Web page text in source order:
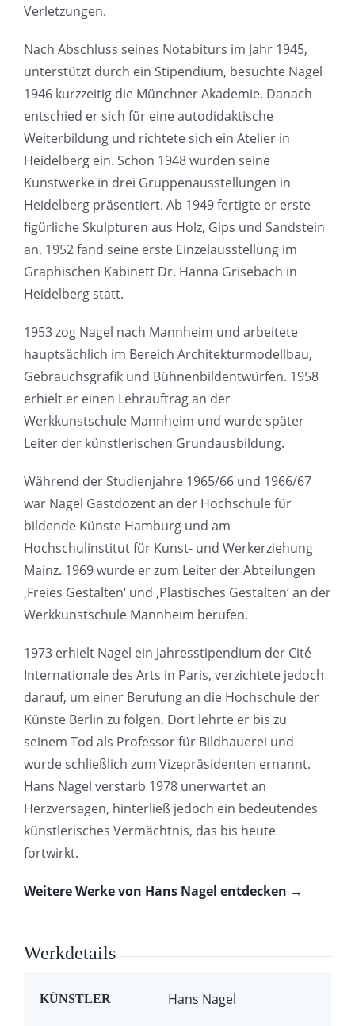
Verletzungen.
Nach Abschluss seines Notabiturs im Jahr 1945,
unterstützt durch ein Stipendium, besuchte Nagel
1946 kurzzeitig die Münchner Akademie. Danach
entschied er sich für eine autodidaktische
Weiterbildung und richtete sich ein Atelier in
Heidelberg ein. Schon 1948 wurden seine
Kunstwerke in drei Gruppenausstellungen in
Heidelberg präsentiert. Ab 1949 fertigte er erste
figürliche Skulpturen aus Holz, Gips und Sandstein
an. 1952 fand seine erste Einzelausstellung im
Graphischen Kabinett Dr. Hanna Grisebach in
Heidelberg statt.
1953 zog Nagel nach Mannheim und arbeitete
hauptsächlich im Bereich Architekturmodellbau,
Gebrauchsgrafik und Bühnenbildentwürfen. 1958
erhielt er einen Lehrauftrag an der
Werkkunstschule Mannheim und wurde später
Leiter der künstlerischen Grundausbildung.
Während der Studienjahre 1965/66 und 1966/67
war Nagel Gastdozent an der Hochschule für
bildende Künste Hamburg und am
Hochschulinstitut für Kunst- und Werkerziehung
Mainz. 1969 wurde er zum Leiter der Abteilungen
‚Freies Gestalten‘ und ‚Plastisches Gestalten‘ an der
Werkkunstschule Mannheim berufen.
1973 erhielt Nagel ein Jahresstipendium der Cité
Internationale des Arts in Paris, verzichtete jedoch
darauf, um einer Berufung an die Hochschule der
Künste Berlin zu folgen. Dort lehrte er bis zu
seinem Tod als Professor für Bildhauerei und
wurde schließlich zum Vizepräsidenten ernannt.
Hans Nagel verstarb 1978 unerwartet an
Herzversagen, hinterließ jedoch ein bedeutendes
künstlerisches Vermächtnis, das bis heute
fortwirkt.
Weitere Werke von Hans Nagel entdecken →
Werkdetails
KÜNSTLER Hans Nagel